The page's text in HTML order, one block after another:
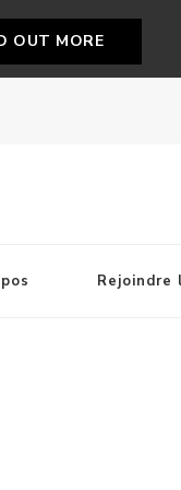
OUT MORE
Rejoindre